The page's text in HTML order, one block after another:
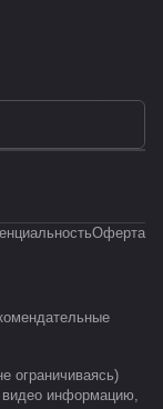
Оферта
ограничиваясь)
видео информацию,